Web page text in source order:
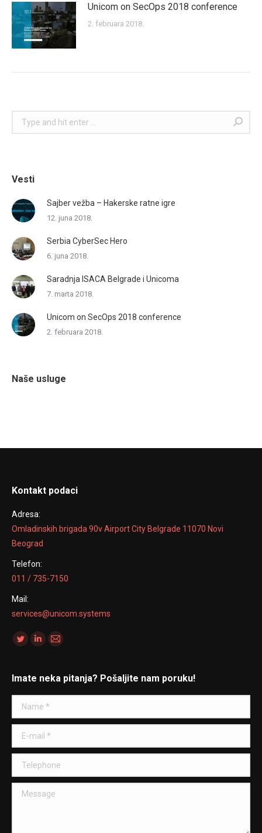
Unicom on SecOps 2018 conference
2. februara 2018.
Search:
Vesti
Sajber vežba – Hakerske ratne igre
12. juna 2018.
Serbia CyberSec Hero
6. juna 2018.
Saradnja ISACA Belgrade i Unicoma
7. marta 2018.
Unicom on SecOps 2018 conference
2. februara 2018.
Naše usluge
Kontakt podaci
Adresa:
Omladinskih brigada 90v Airport City Belgrade 11070 Novi
Beograd
Telefon:
011 / 735-7150
Mail:
services@unicom.systems
Find us on:
TwitterLinkedin
Mail
Imate neka pitanja? Pošaljite nam poruku!
Name *
E-mail *
Telephone
Message